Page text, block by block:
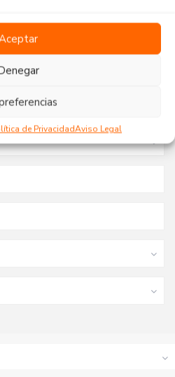
de PrivacidadAviso Legal